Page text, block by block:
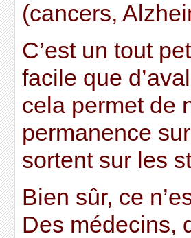
(cancers,
C’est un tout
facile que
cela permet de
permanence
sortent sur les
Bien sûr, ce
Des médecins,